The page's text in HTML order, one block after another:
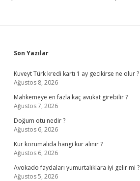
Sidebar
Son Yazılar
Kuveyt Türk kredi kartı 1 ay gecikirse ne olur ?
Ağustos 8, 2026
Mahkemeye en fazla kaç avukat girebilir ?
Ağustos 7, 2026
Doğum otu nedir ?
Ağustos 6, 2026
Kur korumalıda hangi kur alınır ?
Ağustos 6, 2026
Avokado faydaları yumurtalıklara iyi gelir mi ?
Ağustos 5, 2026